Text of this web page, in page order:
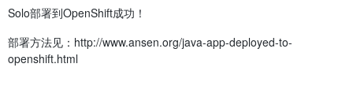
Solo部署到OpenShift成功！
部署方法见：http://www.ansen.org/java-app-deployed-to-
openshift.html